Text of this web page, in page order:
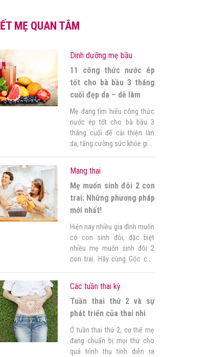
MẸ QUAN TÂM
Dinh dưỡng mẹ bầu
11 công thức nước ép
tốt cho bà bầu 3 tháng
cuối đẹp da – dễ làm
Mẹ đang tìm hiểu công thức
nước ép tốt cho bà bầu 3
tháng cuối để cải thiện làn
da, tăng cường sức khỏe giúp
chưa biết loại nước ép nào
tốt, uống bao nhiêu là đủ, sợ
uống sai cách gây hại đến […]
Mang thai
Mẹ muốn sinh đôi 2 con
trai: Những phương pháp
mới nhất!
Hiện nay nhiều gia đình muốn
có con sinh đôi, đặc biệt
nhiều mẹ muốn sinh đôi 2
con trai. Hãy cùng Góc của
để sinh đôi 2 con trai thông
qua bài viết này nhé. 1.
Những điều mẹ cần biết khi
muốn sinh đôi 2 con trai […]
Các tuần thai kỳ
Tuần thai thứ 2 và sự
phát triển của thai nhi
Ở tuần thai thứ 2, cơ thể mẹ
đang chuẩn bị mọi thứ cho
quá trình thụ tinh diễn ra